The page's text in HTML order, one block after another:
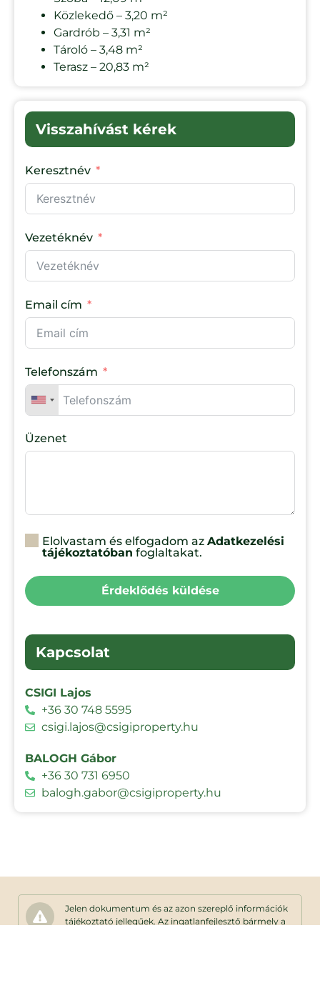
Közlekedő – 3,20 m²
Gardrób – 3,31 m²
Tároló – 3,48 m²
Terasz – 20,83 m²
Visszahívást kérek
Keresztnév
Vezetéknév
Email cím
Telefonszám
Üzenet
Elolvastam és elfogadom az Adatkezelési
tájékoztatóban foglaltakat.
Érdeklődés küldése
Kapcsolat
CSIGI Lajos
+36 30 748 5595
csigi.lajos@csigiproperty.hu
BALOGH Gábor
+36 30 731 6950
balogh.gabor@csigiproperty.hu
Jelen dokumentum és az azon szereplő információk
tájékoztató jellegűek. Az ingatlanfejlesztő bármely a